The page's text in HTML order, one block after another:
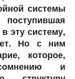
системы
эту систему,
Но с ним
которое,
и